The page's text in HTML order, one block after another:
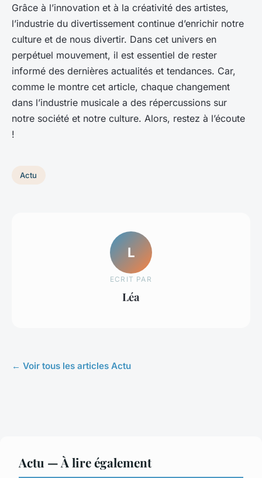
Grâce à l’innovation et à la créativité des artistes,
l’industrie du divertissement continue d’enrichir notre
culture et de nous divertir. Dans cet univers en
perpétuel mouvement, il est essentiel de rester
informé des dernières actualités et tendances. Car,
comme le montre cet article, chaque changement
dans l’industrie musicale a des répercussions sur
notre société et notre culture. Alors, restez à l’écoute
!
Actu
L
ECRIT PAR
Léa
← Voir tous les articles Actu
Actu — À lire également